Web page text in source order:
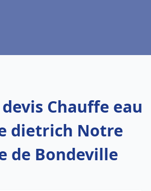
Chauffe eau
dietrich Notre
de Bondeville